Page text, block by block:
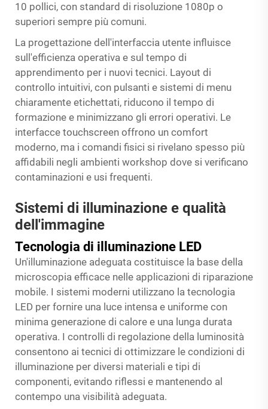
10 pollici, con standard di risoluzione 1080p o
superiori sempre più comuni.
La progettazione dell'interfaccia utente influisce
sull'efficienza operativa e sul tempo di
apprendimento per i nuovi tecnici. Layout di
controllo intuitivi, con pulsanti e sistemi di menu
chiaramente etichettati, riducono il tempo di
formazione e minimizzano gli errori operativi. Le
interfacce touchscreen offrono un comfort
moderno, ma i comandi fisici si rivelano spesso più
affidabili negli ambienti workshop dove si verificano
contaminazioni e usi frequenti.
Sistemi di illuminazione e qualità
dell'immagine
Tecnologia di illuminazione LED
Un'illuminazione adeguata costituisce la base della
microscopia efficace nelle applicazioni di riparazione
mobile. I sistemi moderni utilizzano la tecnologia
LED per fornire una luce intensa e uniforme con
minima generazione di calore e una lunga durata
operativa. I controlli di regolazione della luminosità
consentono ai tecnici di ottimizzare le condizioni di
illuminazione per diversi materiali e tipi di
componenti, evitando riflessi e mantenendo al
contempo una visibilità adeguata.